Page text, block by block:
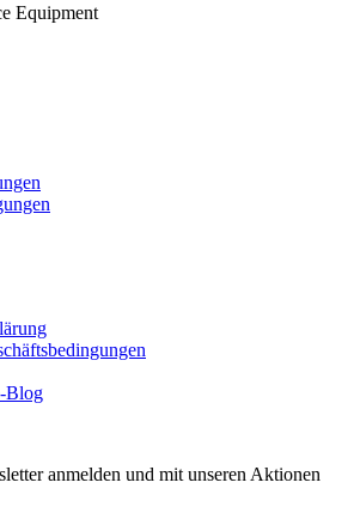
Equipment
Blog
anmelden und mit unseren Aktionen